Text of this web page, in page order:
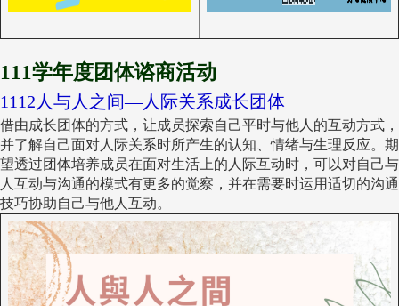
111学年度团体谘商活动
1112人与人之间—人际关系成长团体
借由成长团体的方式，让成员探索自己平时与他人的互动方式，
并了解自己面对人际关系时所产生的认知、情绪与生理反应。期
望透过团体培养成员在面对生活上的人际互动时，可以对自己与
人互动与沟通的模式有更多的觉察，并在需要时运用适切的沟通
技巧协助自己与他人互动。